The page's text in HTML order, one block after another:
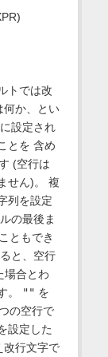
トでは改
何か、とい
設定され
とを 含め
(空行は
せん)。 複
列を設定
の最後ま
ともでき
と、空行
場合とわ
。
"" を
の空行で
設定した
改行文字で